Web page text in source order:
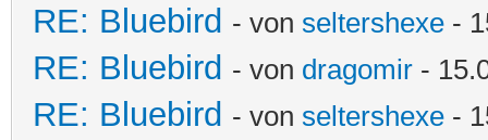
RE: Bluebird - von seltershexe -
RE: Bluebird - von dragomir -
RE: Bluebird - von seltershexe -